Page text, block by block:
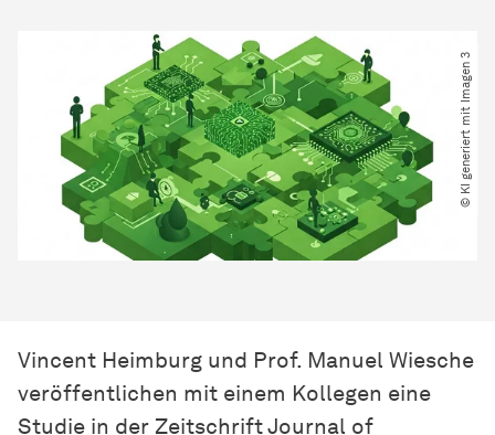
© KI generiert mit Imagen 3
Vincent Heimburg und Prof. Manuel Wiesche
veröffentlichen mit einem Kollegen eine
Studie in der Zeitschrift Journal of